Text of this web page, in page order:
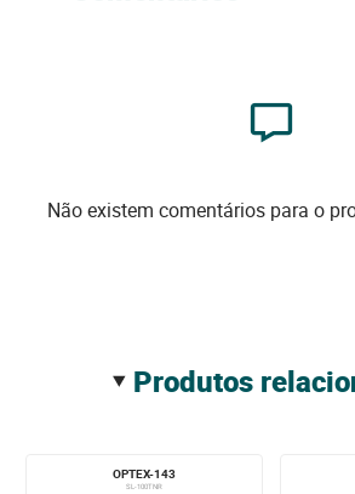
Não existem comentários para o
produtos
OPTEX-143
SL-100TNR